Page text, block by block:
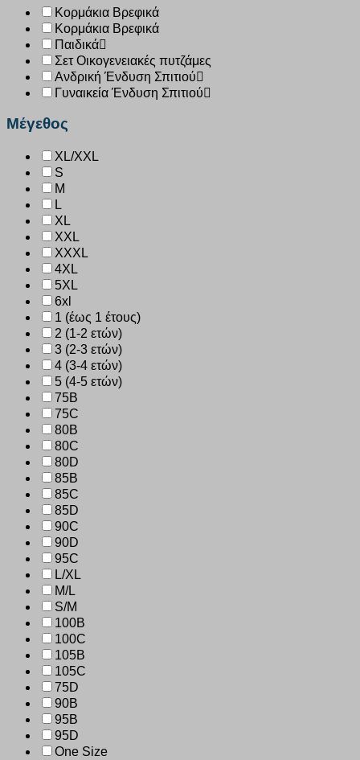
Κορμάκια Βρεφικά
Κορμάκια Βρεφικά
Παιδικά
Σετ Οικογενειακές πυτζάμες
Ανδρική Ένδυση Σπιτιού
Γυναικεία Ένδυση Σπιτιού
Μέγεθος
XL/XXL
S
M
L
XL
XXL
XXXL
4XL
5XL
6xl
1 (έως 1 έτους)
2 (1-2 ετών)
3 (2-3 ετών)
4 (3-4 ετών)
5 (4-5 ετών)
75B
75C
80B
80C
80D
85B
85C
85D
90C
90D
95C
L/XL
M/L
S/M
100B
100C
105B
105C
75D
90B
95B
95D
One Size